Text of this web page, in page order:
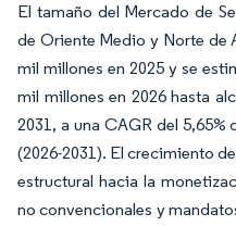
El tamaño del Mercado de
de Oriente Medio y Norte de
mil millones en 2025 y se
mil millones en 2026 hasta
2031, a una CAGR del
(2026-2031). El crecimiento
estructural hacia la
no convencionales y